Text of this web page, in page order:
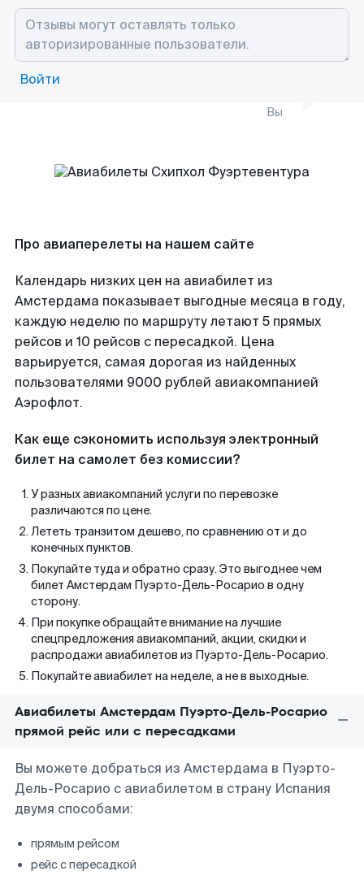
Войти
Вы
Про авиаперелеты на нашем сайте
Календарь низких цен на авиабилет из
Амстердама показывает выгодные месяца в году,
каждую неделю по маршруту летают 5 прямых
рейсов и 10 рейсов с пересадкой. Цена
варьируется, самая дорогая из найденных
пользователями 9000 рублей авиакомпанией
Аэрофлот.
Как еще сэкономить используя электронный
билет на самолет без комиссии?
У разных авиакомпаний услуги по перевозке
различаются по цене.
Лететь транзитом дешево, по сравнению от и до
конечных пунктов.
Покупайте туда и обратно сразу. Это выгоднее чем
билет Амстердам Пуэрто-Дель-Росарио в одну
сторону.
При покупке обращайте внимание на лучшие
спецпредложения авиакомпаний, акции, скидки и
распродажи авиабилетов из Пуэрто-Дель-Росарио.
Покупайте авиабилет на неделе, а не в выходные.
Авиабилеты Амстердам Пуэрто-Дель-Росарио
прямой рейс или с пересадками
Вы можете добраться из Амстердама в Пуэрто-
Дель-Росарио с авиабилетом в страну Испания
двумя способами:
прямым рейсом
рейс с пересадкой